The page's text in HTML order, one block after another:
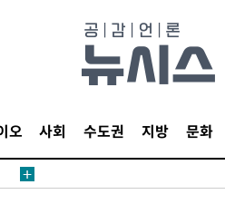
오 사회 수도권 지방 문화